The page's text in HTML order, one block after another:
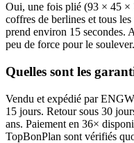
Oui, une fois plié (93 × 45 ×
coffres de berlines et tous
prend environ 15 secondes.
peu de force pour le soulever.
Quelles sont les
Vendu et expédié par
15 jours. Retour sous 30
ans. Paiement en 36×
TopBonPlan sont vérifiés